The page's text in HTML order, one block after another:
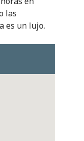
las
es un lujo.